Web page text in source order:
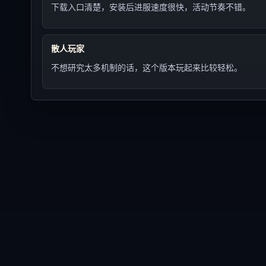
下载入口清楚，安装后进服速度很快，活动节奏不错。
散人玩家
不想研究太多机制的话，这个版本玩起来比较轻松。